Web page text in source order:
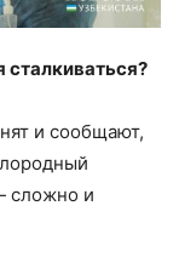
и сообщают,
сложно и